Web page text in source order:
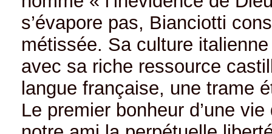
s’évapore pas, Bianciotti
métissée. Sa culture
avec sa riche ressource
langue française, une trame
Le premier bonheur d’une